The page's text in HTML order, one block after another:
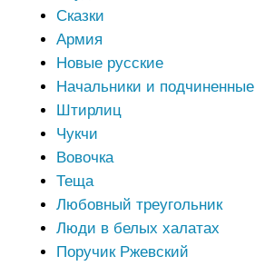
Сказки
Армия
Новые русские
Начальники и подчиненные
Штирлиц
Чукчи
Вовочка
Теща
Любовный треугольник
Люди в белых халатах
Поручик Ржевский